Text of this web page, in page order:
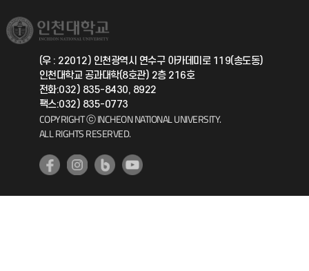
취업정보(학생)
총동문회
국제지원과
공자아카데미
기초교육원
(우 : 22012) 인천광역시 연수구 아카데미로 119(송도동)
인천대학교 공과대학(8호관) 2층 216호
전화:032) 835-8430, 8922
팩스:032) 835-0773
COPYRIGHT ⓒ INCHEON NATIONAL UNIVERSITY.
ALL RIGHTS RESERVED.